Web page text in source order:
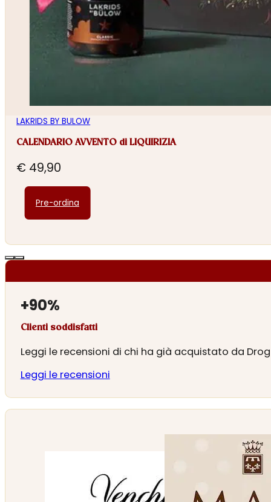
LAKRIDS BY BULOW
CALENDARIO AVVENTO di LIQUIRIZIA
€ 49,90
Pre-ordina
+90%
Clienti soddisfatti
Leggi le recensioni di chi ha già acquistato da
Leggi le recensioni